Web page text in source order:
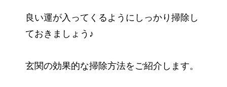
良い運が入ってくるようにしっかり掃除し
ておきましょう♪
玄関の効果的な掃除方法をご紹介します。